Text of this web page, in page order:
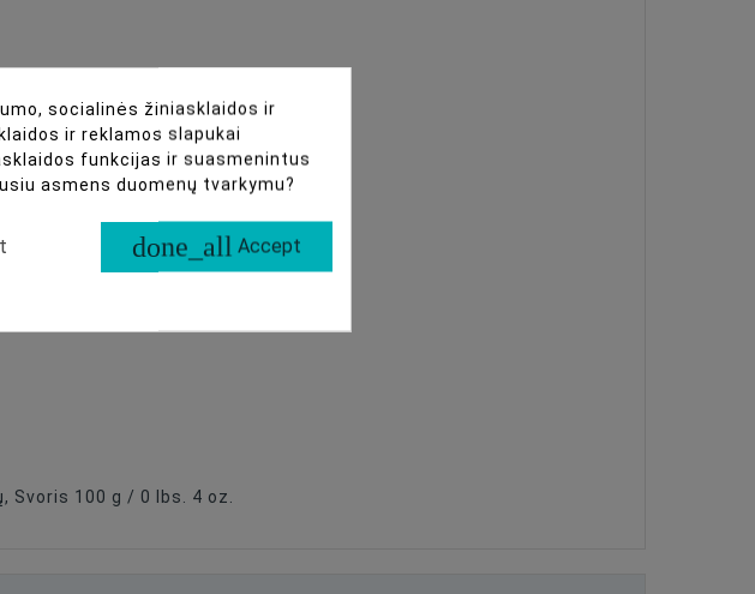
100 g / 0 lbs. 4 oz.
socialinės žiniasklaidos ir
ir reklamos slapukai
funkcijas ir suasmenintus
asmens duomenų tvarkymu?
done_all Accept